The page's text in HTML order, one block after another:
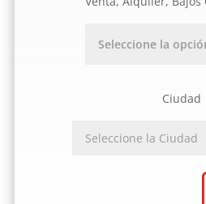
Ciudad